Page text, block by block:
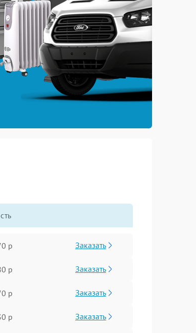
р Заказать
р Заказать
р Заказать
р Заказать